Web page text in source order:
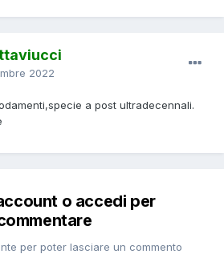
2022
a post ultradecennali.
o accedi per
per poter lasciare un commento